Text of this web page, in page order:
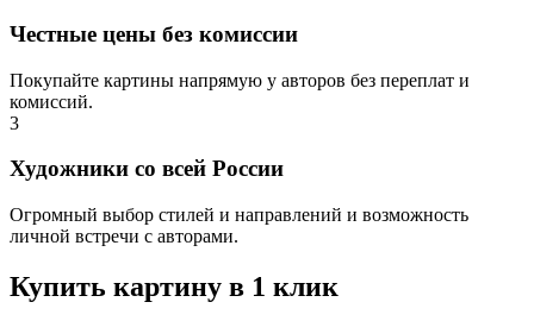
Честные цены без комиссии
Покупайте картины напрямую у авторов без переплат и
комиссий.
3
Художники со всей России
Огромный выбор стилей и направлений и возможность
личной встречи с авторами.
Купить картину в 1 клик